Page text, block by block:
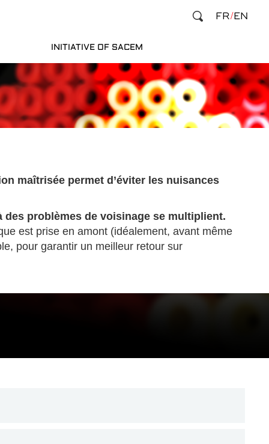
INITIATIVE OF SACEM
FR EN
maîtrisée permet d’éviter les nuisances
problèmes de voisinage se multiplient.
est prise en amont (idéalement, avant même
pour garantir un meilleur retour sur